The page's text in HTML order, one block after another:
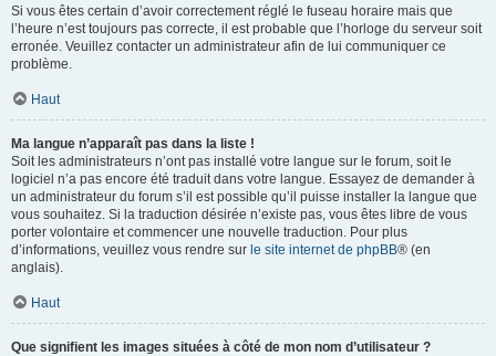
Si vous êtes certain d’avoir correctement réglé le fuseau horaire mais que
l’heure n’est toujours pas correcte, il est probable que l’horloge du serveur soit
erronée. Veuillez contacter un administrateur afin de lui communiquer ce
problème.
Haut
Ma langue n’apparaît pas dans la liste !
Soit les administrateurs n’ont pas installé votre langue sur le forum, soit le
logiciel n’a pas encore été traduit dans votre langue. Essayez de demander à
un administrateur du forum s’il est possible qu’il puisse installer la langue que
vous souhaitez. Si la traduction désirée n’existe pas, vous êtes libre de vous
porter volontaire et commencer une nouvelle traduction. Pour plus
d’informations, veuillez vous rendre sur le site internet de phpBB® (en
anglais).
Haut
Que signifient les images situées à côté de mon nom d’utilisateur ?